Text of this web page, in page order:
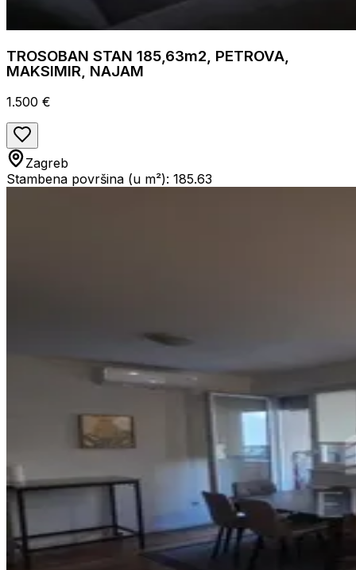
TROSOBAN STAN 185,63m2, PETROVA,
MAKSIMIR, NAJAM
1.500 €
Zagreb
Stambena površina (u m²): 185.63